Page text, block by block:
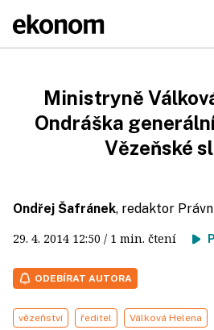
Ministryně
Ondráška
Vězeňské
Ondřej Šafránek, redaktor
29. 4. 2014 12:50 / 1 min. čtení
ODEBÍRAT AUTORA
vězeňství ředitel Válková Helena